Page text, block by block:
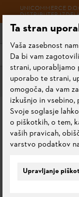
UNICOMMERCE
DISTRIBUTER
Meni
SNEŽNA
0.0
Upravljanje
Ta stran
Vaša zasebnost
Da bi vam
strani, uporabljamo
uporabo te strani,
omogoča, da vam
izkušnjo in
Svoje soglasje
o piškotkih, o tem,
vaših pravicah,
varstvo podatkov